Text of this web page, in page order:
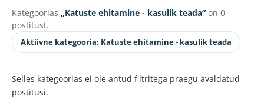
Kategoorias „Katuste ehitamine - kasulik teada“ on 0
postitust.
Aktiivne kategooria: Katuste ehitamine - kasulik teada
Selles kategoorias ei ole antud filtritega praegu avaldatud
postitusi.